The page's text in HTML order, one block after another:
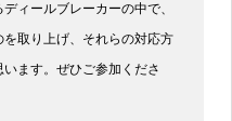
ィールブレーカーの中で、
取り上げ、それらの対応方
ます。ぜひご参加くださ